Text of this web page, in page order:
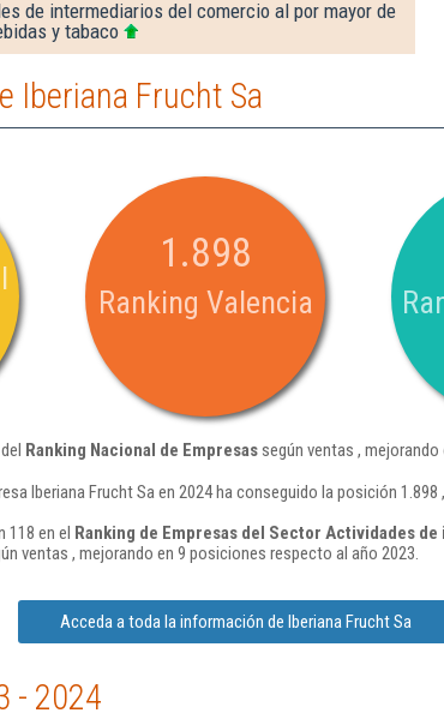
de intermediarios del comercio al por mayor de
y tabaco
Iberiana Frucht Sa
1.898
Ranking Valencia
Ranking Nacional de Empresassegún ventas ,
Iberiana Frucht Sa en 2024 ha conseguido la posición
118 en el Ranking de Empresas del Sector Actividades
ventas , mejorando en 9 posiciones respecto al año 2023.
Acceda a toda la información de Iberiana Frucht Sa
- 2024